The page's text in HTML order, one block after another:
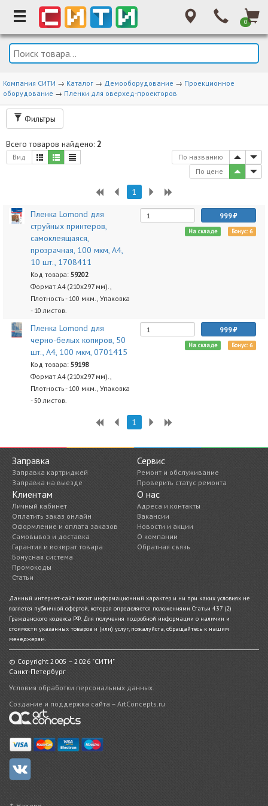
0
Компания СИТИ → Каталог → Демооборудование → Проекционное
оборудование → Пленки для оверхед-проекторов
Фильтры
Всего товаров найдено: 2
Вид
По названию
По цене
1
Пленка Lomond для
струйных принтеров,
самоклеящаяся,
прозрачная, 100 мкм, А4,
10 шт., 1708411
Код товара: 59202
Формат А4 (210х297 мм).,
Плотность - 100 мкм., Упаковка
- 10 листов.
999
На складе Бонус: 6
Пленка Lomond для
черно-белых копиров, 50
шт., А4, 100 мкм, 0701415
Код товара: 59198
Формат А4 (210х297 мм).,
Плотность - 100 мкм., Упаковка
- 50 листов.
999
На складе Бонус: 6
1
Заправка
Заправка картриджей
Заправка на выезде
Сервис
Ремонт и обслуживание
Проверить статус ремонта
Клиентам
Личный кабинет
Оплатить заказ онлайн
Оформление и оплата заказов
Самовывоз и доставка
Гарантия и возврат товара
Бонусная система
Промокоды
Статьи
О нас
Адреса и контакты
Вакансии
Новости и акции
О компании
Обратная связь
Данный интернет-сайт носит информационный характер и ни при каких условиях не
является публичной офертой, которая определяется положениями Статьи 437 (2)
Гражданского кодекса РФ. Для получения подробной информации о наличии и
стоимости указанных товаров и (или) услуг, пожалуйста, обращайтесь к нашим
менеджерам.
© Copyright 2005 – 2026 "СИТИ"
Санкт-Петербург
Условия обработки персональных данных.
Создание и поддержка сайта – ArtConcepts.ru